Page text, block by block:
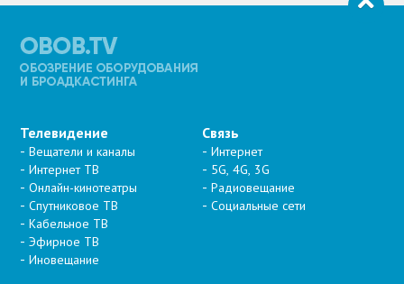
Телевидение
Вещатели и каналы
Интернет ТВ
Онлайн-кинотеатры
Спутниковое ТВ
Кабельное ТВ
Эфирное ТВ
Иновещание
Связь
Интернет
5G, 4G, 3G
Радиовещание
Социальные сети